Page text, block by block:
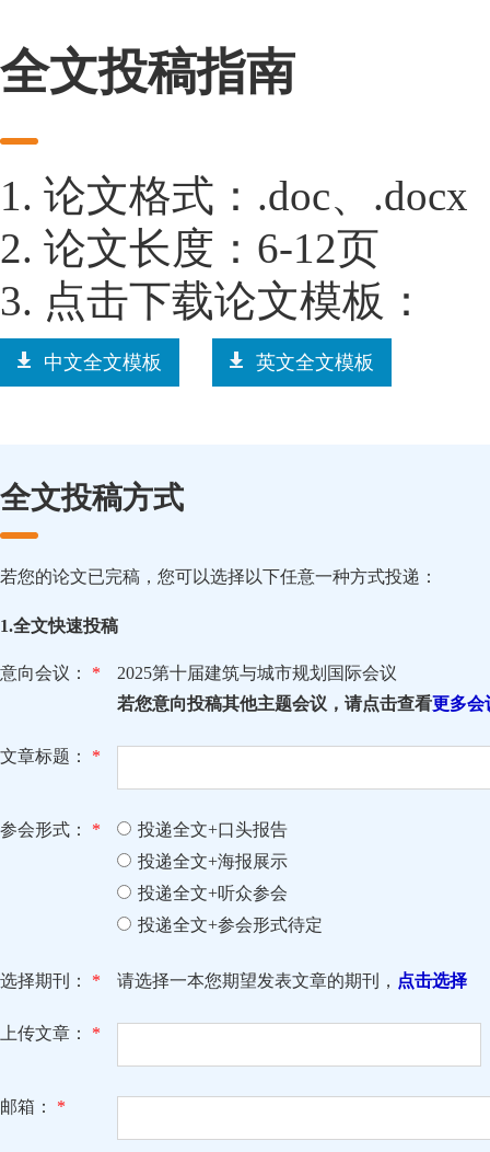
全文投稿指南
1. 论文格式：.doc、.docx
2. 论文长度：6-12页
3. 点击下载论文模板：
中文全文模板 英文全文模板
全文投稿方式
若您的论文已完稿，您可以选择以下任意一种方式投递：
1.全文快速投稿
意向会议： *
2025第十届建筑与城市规划国际会议
若您意向投稿其他主题会议，请点击查看更多会
文章标题： *
参会形式： *
投递全文+口头报告
投递全文+海报展示
投递全文+听众参会
投递全文+参会形式待定
选择期刊： * 请选择一本您期望发表文章的期刊， 点击选择
上传文章： *
邮箱： *